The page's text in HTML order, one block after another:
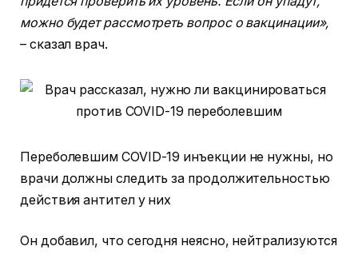
можно будет рассмотреть вопрос о вакцинации»,
– сказал врач.
Переболевшим COVID-19 инъекции не нужны, но
врачи должны следить за продолжительностью
действия антител у них
Он добавил, что сегодня неясно, нейтрализуются